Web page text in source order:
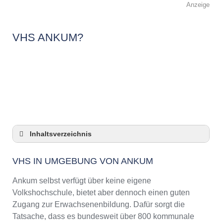
Anzeige
VHS ANKUM?
Inhaltsverzeichnis
3 Quicktipps
Checkliste: VHS-Kurse rund um Ankum finden
Keine VHS in Ankum
Online-Kurse: Pro und Contra
Online-Kurse als alternative Angebote zu
VHS IN UMGEBUNG VON ANKUM
Ankum selbst verfügt über keine eigene
Volkshochschule, bietet aber dennoch einen guten
Zugang zur Erwachsenenbildung. Dafür sorgt die
Tatsache, dass es bundesweit über 800 kommunale